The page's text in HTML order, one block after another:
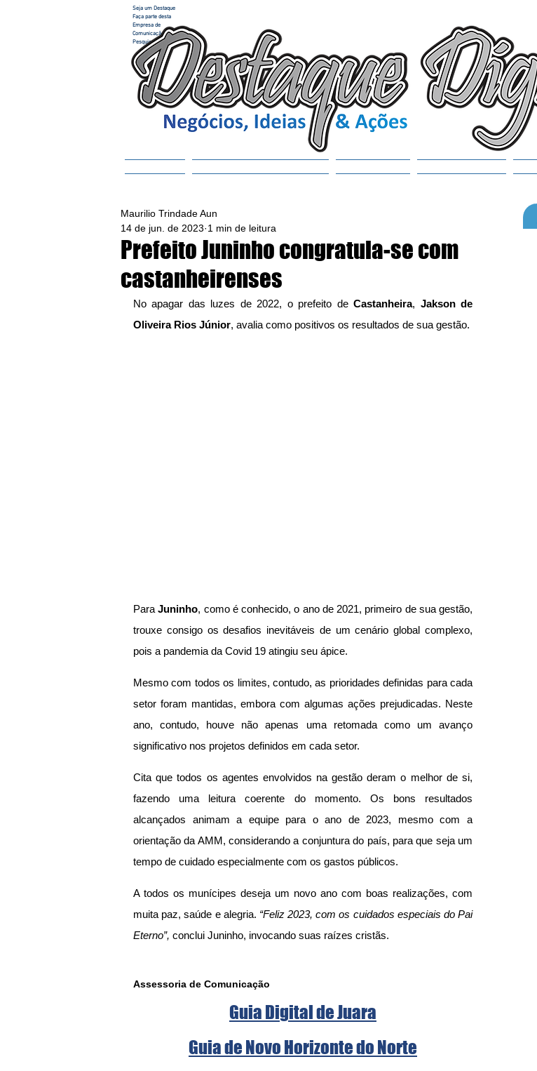
Seja um Destaque
Faça parte desta
Empresa de
Comunicação e
Pesquisa
Prefeito Juninho congratula-se com
castanheirenses
Maurilio Trindade Aun
14 de jun. de 2023 1 min de leitura
No apagar das luzes de 2022, o prefeito de Castanheira, Jakson de
Oliveira Rios Júnior, avalia como positivos os resultados de sua gestão.
Para Juninho, como é conhecido, o ano de 2021, primeiro de sua gestão,
trouxe consigo os desafios inevitáveis de um cenário global complexo,
pois a pandemia da Covid 19 atingiu seu ápice.
Mesmo com todos os limites, contudo, as prioridades definidas para cada
setor foram mantidas, embora com algumas ações prejudicadas. Neste
ano, contudo, houve não apenas uma retomada como um avanço
significativo nos projetos definidos em cada setor.
Cita que todos os agentes envolvidos na gestão deram o melhor de si,
fazendo uma leitura coerente do momento. Os bons resultados
alcançados animam a equipe para o ano de 2023, mesmo com a
orientação da AMM, considerando a conjuntura do país, para que seja um
tempo de cuidado especialmente com os gastos públicos.
A todos os munícipes deseja um novo ano com boas realizações, com
muita paz, saúde e alegria. “Feliz 2023, com os cuidados especiais do Pai
Eterno”, conclui Juninho, invocando suas raízes cristãs.
Assessoria de Comunicação
Guia Digital de Juara
Guia de Novo Horizonte do Norte